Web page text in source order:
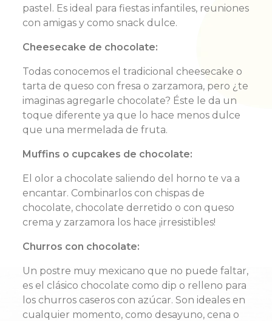
pastel. Es ideal para fiestas infantiles, reuniones
con amigas y como snack dulce.
Cheesecake de chocolate:
Todas conocemos el tradicional cheesecake o
tarta de queso con fresa o zarzamora, pero ¿te
imaginas agregarle chocolate? Éste le da un
toque diferente ya que lo hace menos dulce
que una mermelada de fruta.
Muffins o cupcakes de chocolate:
El olor a chocolate saliendo del horno te va a
encantar. Combinarlos con chispas de
chocolate, chocolate derretido o con queso
crema y zarzamora los hace ¡irresistibles!
Churros con chocolate:
Un postre muy mexicano que no puede faltar,
es el clásico chocolate como dip o relleno para
los churros caseros con azúcar. Son ideales en
cualquier momento, como desayuno, cena o